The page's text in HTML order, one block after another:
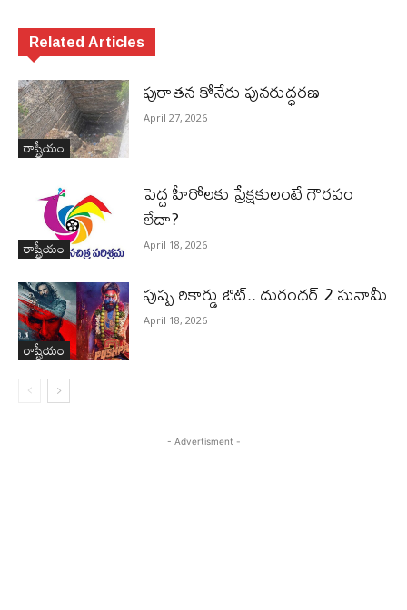
Related Articles
రాష్ట్రీయం
పురాత‌న కోనేరు పున‌రుద్ధ‌ర‌ణ
April 27, 2026
రాష్ట్రీయం
పెద్ద హీరోల‌కు ప్రేక్ష‌కులంటే గౌర‌వం
లేదా?
April 18, 2026
రాష్ట్రీయం
పుష్ప రికార్డు ఔట్‌.. దురంధ‌ర్ 2 సునామీ
April 18, 2026
- Advertisment -